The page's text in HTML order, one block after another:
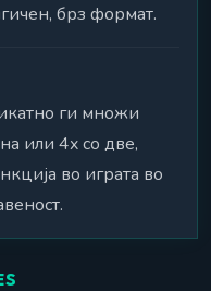
брз формат.
ги множи
или 4x со две,
во играта во